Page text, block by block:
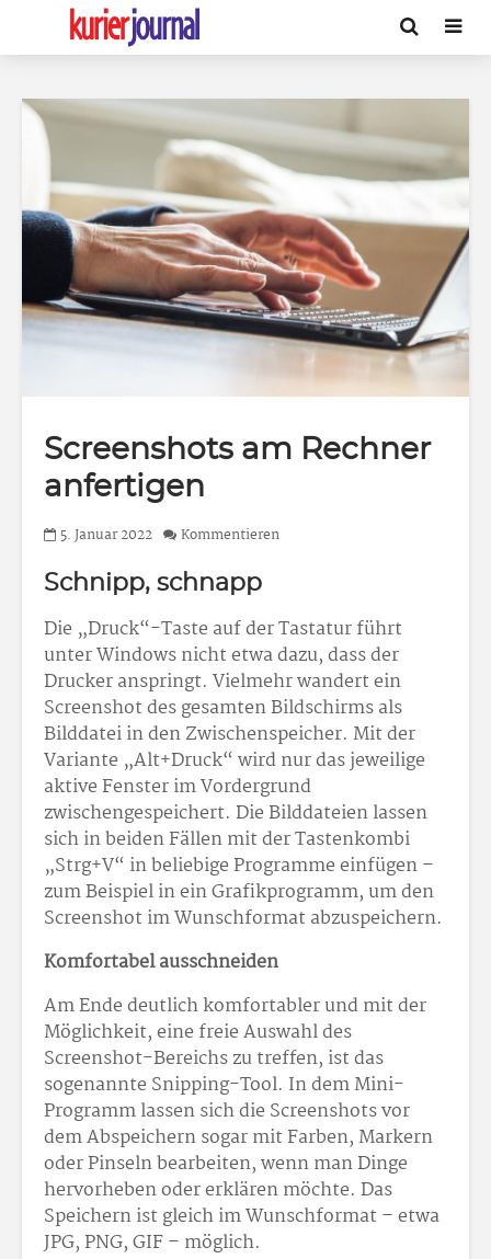
Screenshots am Rechner
anfertigen
5. Januar 2022 Kommentieren
Schnipp, schnapp
Die „Druck“-Taste auf der Tastatur führt
unter Windows nicht etwa dazu, dass der
Drucker anspringt. Vielmehr wandert ein
Screenshot des gesamten Bildschirms als
Bilddatei in den Zwischenspeicher. Mit der
Variante „Alt+Druck“ wird nur das jeweilige
aktive Fenster im Vordergrund
zwischengespeichert. Die Bilddateien lassen
sich in beiden Fällen mit der Tastenkombi
„Strg+V“ in beliebige Programme einfügen –
zum Beispiel in ein Grafikprogramm, um den
Screenshot im Wunschformat abzuspeichern.
Komfortabel ausschneiden
Am Ende deutlich komfortabler und mit der
Möglichkeit, eine freie Auswahl des
Screenshot-Bereichs zu treffen, ist das
sogenannte Snipping-Tool. In dem Mini-
Programm lassen sich die Screenshots vor
dem Abspeichern sogar mit Farben, Markern
oder Pinseln bearbeiten, wenn man Dinge
hervorheben oder erklären möchte. Das
Speichern ist gleich im Wunschformat – etwa
JPG, PNG, GIF – möglich.